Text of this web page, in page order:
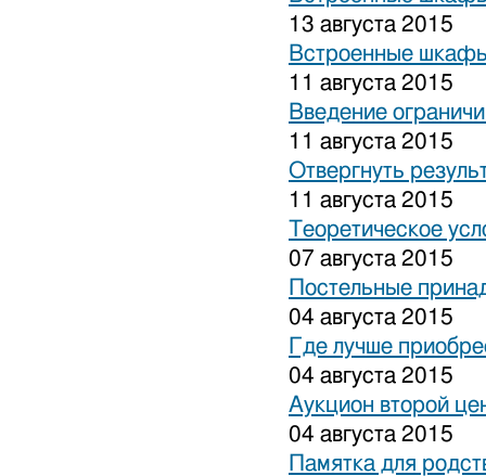
13 августа 2015
Встроенные
11 августа 2015
Введение
11 августа 2015
Отвергнуть
11 августа 2015
Теоретическое
07 августа 2015
Постельные
04 августа 2015
Где лучше
04 августа 2015
Аукцион второй
04 августа 2015
Памятка для